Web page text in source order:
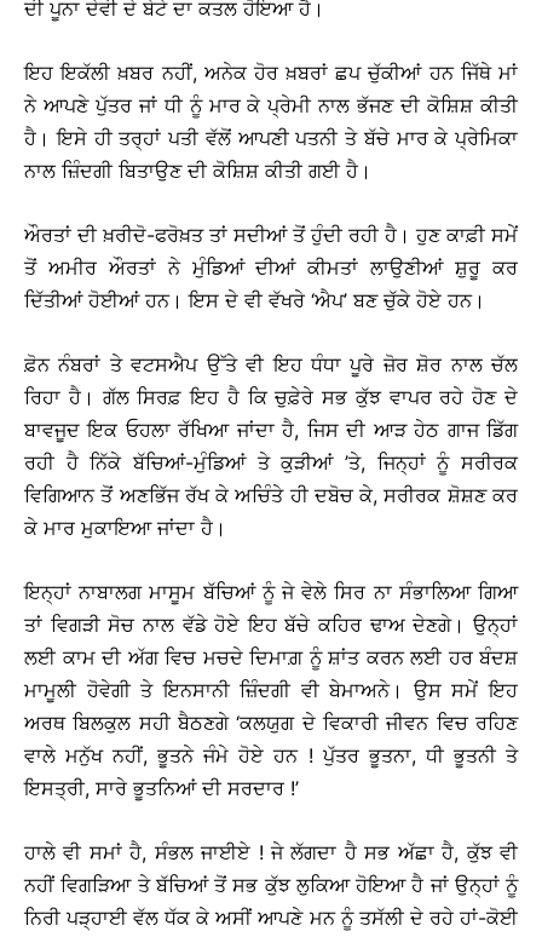
ਦੀ ਪੂਨਾ ਦੇਵੀ ਦੇ ਬੇਟੇ ਦਾ ਕਤਲ ਹੋਇਆ ਹੈ।
ਇਹ ਇਕੱਲੀ ਖ਼ਬਰ ਨਹੀਂ, ਅਨੇਕ ਹੋਰ ਖ਼ਬਰਾਂ ਛਪ ਚੁੱਕੀਆਂ ਹਨ ਜਿੱਥੇ ਮਾਂ
ਨੇ ਆਪਣੇ ਪੁੱਤਰ ਜਾਂ ਧੀ ਨੂੰ ਮਾਰ ਕੇ ਪ੍ਰੇਮੀ ਨਾਲ ਭੱਜਣ ਦੀ ਕੋਸ਼ਿਸ਼ ਕੀਤੀ
ਹੈ। ਇਸੇ ਹੀ ਤਰ੍ਹਾਂ ਪਤੀ ਵੱਲੋਂ ਆਪਣੀ ਪਤਨੀ ਤੇ ਬੱਚੇ ਮਾਰ ਕੇ ਪ੍ਰੇਮਿਕਾ
ਨਾਲ ਜ਼ਿੰਦਗੀ ਬਿਤਾਉਣ ਦੀ ਕੋਸ਼ਿਸ਼ ਕੀਤੀ ਗਈ ਹੈ।
ਔਰਤਾਂ ਦੀ ਖ਼ਰੀਦੋ-ਫਰੋਖ਼ਤ ਤਾਂ ਸਦੀਆਂ ਤੋਂ ਹੁੰਦੀ ਰਹੀ ਹੈ। ਹੁਣ ਕਾਫ਼ੀ ਸਮੇਂ
ਤੋਂ ਅਮੀਰ ਔਰਤਾਂ ਨੇ ਮੁੰਡਿਆਂ ਦੀਆਂ ਕੀਮਤਾਂ ਲਾਉਣੀਆਂ ਸ਼ੁਰੂ ਕਰ
ਦਿੱਤੀਆਂ ਹੋਈਆਂ ਹਨ। ਇਸ ਦੇ ਵੀ ਵੱਖਰੇ ‘ਐਪ’ ਬਣ ਚੁੱਕੇ ਹੋਏ ਹਨ।
ਫ਼ੋਨ ਨੰਬਰਾਂ ਤੇ ਵਟਸਐਪ ਉੱਤੇ ਵੀ ਇਹ ਧੰਧਾ ਪੂਰੇ ਜ਼ੋਰ ਸ਼ੋਰ ਨਾਲ ਚੱਲ
ਰਿਹਾ ਹੈ। ਗੱਲ ਸਿਰਫ਼ ਇਹ ਹੈ ਕਿ ਚੁਫ਼ੇਰੇ ਸਭ ਕੁੱਝ ਵਾਪਰ ਰਹੇ ਹੋਣ ਦੇ
ਬਾਵਜੂਦ ਇਕ ਓਹਲਾ ਰੱਖਿਆ ਜਾਂਦਾ ਹੈ, ਜਿਸ ਦੀ ਆੜ ਹੇਠ ਗਾਜ ਡਿੱਗ
ਰਹੀ ਹੈ ਨਿੱਕੇ ਬੱਚਿਆਂ-ਮੁੰਡਿਆਂ ਤੇ ਕੁੜੀਆਂ ’ਤੇ, ਜਿਨ੍ਹਾਂ ਨੂੰ ਸਰੀਰਕ
ਵਿਗਿਆਨ ਤੋਂ ਅਣਭਿੱਜ ਰੱਖ ਕੇ ਅਚਿੰਤੇ ਹੀ ਦਬੋਚ ਕੇ, ਸਰੀਰਕ ਸ਼ੋਸ਼ਣ ਕਰ
ਕੇ ਮਾਰ ਮੁਕਾਇਆ ਜਾਂਦਾ ਹੈ।
ਇਨ੍ਹਾਂ ਨਾਬਾਲਗ ਮਾਸੂਮ ਬੱਚਿਆਂ ਨੂੰ ਜੇ ਵੇਲੇ ਸਿਰ ਨਾ ਸੰਭਾਲਿਆ ਗਿਆ
ਤਾਂ ਵਿਗੜੀ ਸੋਚ ਨਾਲ ਵੱਡੇ ਹੋਏ ਇਹ ਬੱਚੇ ਕਹਿਰ ਢਾਅ ਦੇਣਗੇ। ਉਨ੍ਹਾਂ
ਲਈ ਕਾਮ ਦੀ ਅੱਗ ਵਿਚ ਮਚਦੇ ਦਿਮਾਗ਼ ਨੂੰ ਸ਼ਾਂਤ ਕਰਨ ਲਈ ਹਰ ਬੰਦਸ਼
ਮਾਮੂਲੀ ਹੋਵੇਗੀ ਤੇ ਇਨਸਾਨੀ ਜ਼ਿੰਦਗੀ ਵੀ ਬੇਮਾਅਨੇ। ਉਸ ਸਮੇਂ ਇਹ
ਅਰਥ ਬਿਲਕੁਲ ਸਹੀ ਬੈਠਣਗੇ ‘ਕਲਯੁਗ ਦੇ ਵਿਕਾਰੀ ਜੀਵਨ ਵਿਚ ਰਹਿਣ
ਵਾਲੇ ਮਨੁੱਖ ਨਹੀਂ, ਭੂਤਨੇ ਜੰਮੇ ਹੋਏ ਹਨ ! ਪੁੱਤਰ ਭੂਤਨਾ, ਧੀ ਭੂਤਨੀ ਤੇ
ਇਸਤ੍ਰੀ, ਸਾਰੇ ਭੂਤਨਿਆਂ ਦੀ ਸਰਦਾਰ !’
ਹਾਲੇ ਵੀ ਸਮਾਂ ਹੈ, ਸੰਭਲ ਜਾਈਏ ! ਜੇ ਲੱਗਦਾ ਹੈ ਸਭ ਅੱਛਾ ਹੈ, ਕੁੱਝ ਵੀ
ਨਹੀਂ ਵਿਗੜਿਆ ਤੇ ਬੱਚਿਆਂ ਤੋਂ ਸਭ ਕੁੱਝ ਲੁਕਿਆ ਹੋਇਆ ਹੈ ਜਾਂ ਉਨ੍ਹਾਂ ਨੂੰ
ਨਿਰੀ ਪੜ੍ਹਾਈ ਵੱਲ ਧੱਕ ਕੇ ਅਸੀਂ ਆਪਣੇ ਮਨ ਨੂੰ ਤਸੱਲੀ ਦੇ ਰਹੇ ਹਾਂ-ਕੋਈ